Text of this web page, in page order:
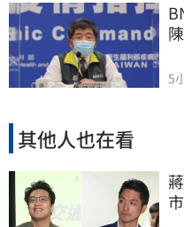
5
其他人也在看